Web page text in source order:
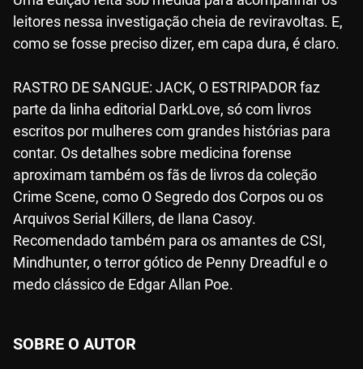
leitores nessa investigação cheia de reviravoltas. E,
como se fosse preciso dizer, em capa dura, é claro.
RASTRO DE SANGUE: JACK, O ESTRIPADOR faz
parte da linha editorial DarkLove, só com livros
escritos por mulheres com grandes histórias para
contar. Os detalhes sobre medicina forense
aproximam também os fãs de livros da coleção
Crime Scene, como O Segredo dos Corpos ou os
Arquivos Serial Killers, de Ilana Casoy.
Recomendado também para os amantes de CSI,
Mindhunter, o terror gótico de Penny Dreadful e o
medo clássico de Edgar Allan Poe.
SOBRE O AUTOR